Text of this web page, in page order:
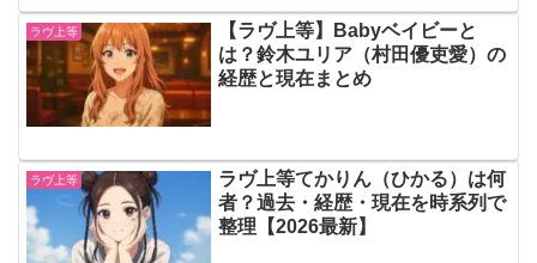
ラヴ上等
【ラヴ上等】Babyベイビーと
は？鈴木ユリア（村田優吏愛）の
経歴と現在まとめ
ラヴ上等
ラヴ上等てかりん（ひかる）は何
者？過去・経歴・現在を時系列で
整理【2026最新】